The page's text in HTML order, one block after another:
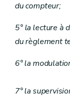
du compteur;
5° la lecture à
du règlement
6° la
7° la